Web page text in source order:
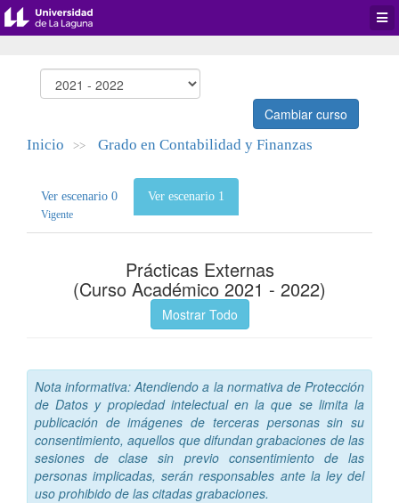
Cambiar curso
Inicio >> Grado en Contabilidad y Finanzas
Ver escenario 0
Vigente
Ver escenario 1
Prácticas Externas
(Curso Académico 2021 - 2022)
Mostrar Todo
Nota informativa: Atendiendo a la normativa de Protección
de Datos y propiedad intelectual en la que se limita la
publicación de imágenes de terceras personas sin su
consentimiento, aquellos que difundan grabaciones de las
sesiones de clase sin previo consentimiento de las
personas implicadas, serán responsables ante la ley del
uso prohibido de las citadas grabaciones.